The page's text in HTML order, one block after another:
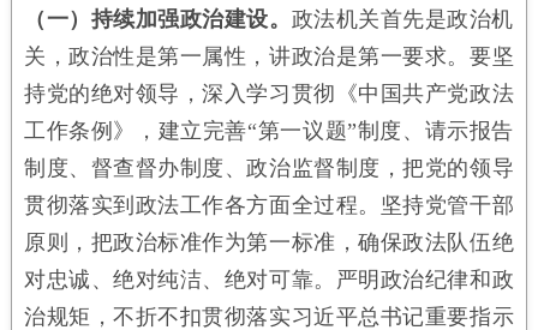
（一）持续加强政治建设。 政法机关首先是政治机
关，政治性是第一属性，讲政治是第一要求。要坚
持党的绝对领导，深入学习贯彻《中国共产党政法
工作条例》，建立完善“第一议题”制度、请示报告
制度、督查督办制度、政治监督制度，把党的领导
贯彻落实到政法工作各方面全过程。坚持党管干部
原则，把政治标准作为第一标准，确保政法队伍绝
对忠诚、绝对纯洁、绝对可靠。严明政治纪律和政
治规矩，不折不扣贯彻落实习近平总书记重要指示